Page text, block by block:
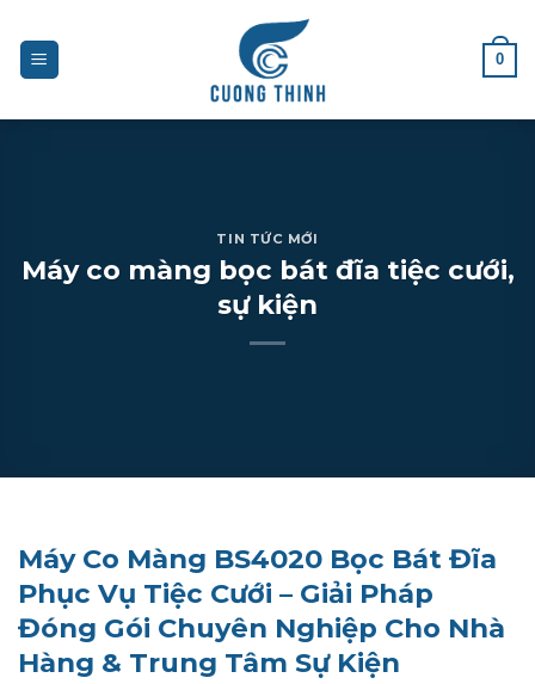
content
0
TIN TỨC MỚI
Máy co màng bọc bát đĩa tiệc cưới,
sự kiện
Máy Co Màng BS4020 Bọc Bát Đĩa
Phục Vụ Tiệc Cưới – Giải Pháp
Đóng Gói Chuyên Nghiệp Cho Nhà
Hàng & Trung Tâm Sự Kiện